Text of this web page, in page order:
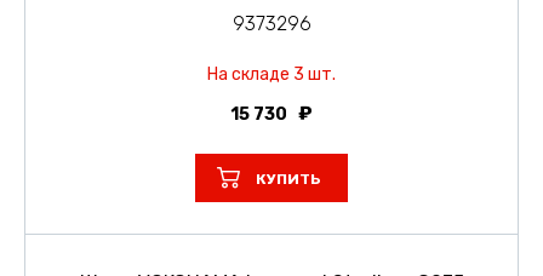
9373296
На складе 3 шт.
15 730
КУПИТЬ